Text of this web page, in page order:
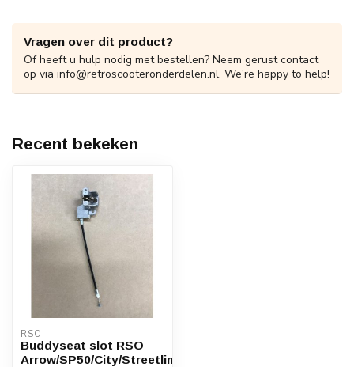
Vragen over dit product?
Of heeft u hulp nodig met bestellen? Neem gerust contact
op via info@retroscooteronderdelen.nl. We're happy to help!
Recent bekeken
RSO
Buddyseat slot RSO
Arrow/SP50/City/Streetline